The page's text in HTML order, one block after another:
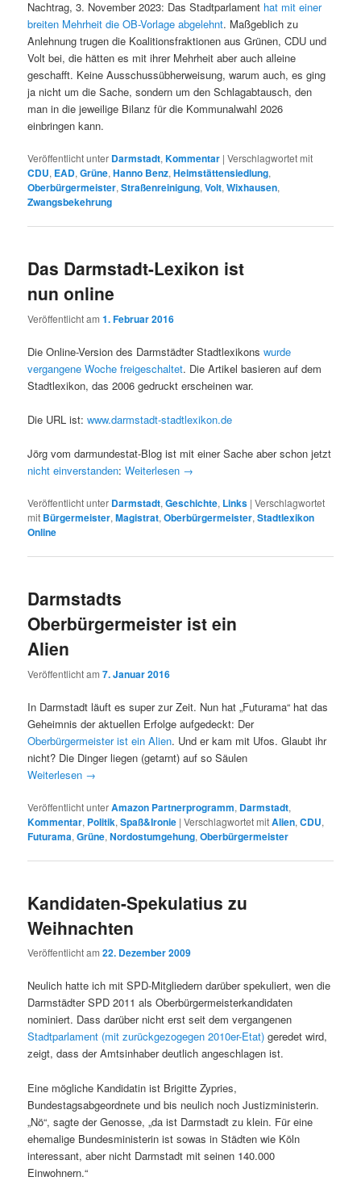
Nachtrag, 3. November 2023: Das Stadtparlament hat mit einer
breiten Mehrheit die OB-Vorlage abgelehnt. Maßgeblich zu
Anlehnung trugen die Koalitionsfraktionen aus Grünen, CDU und
Volt bei, die hätten es mit ihrer Mehrheit aber auch alleine
geschafft. Keine Ausschussübherweisung, warum auch, es ging
ja nicht um die Sache, sondern um den Schlagabtausch, den
man in die jeweilige Bilanz für die Kommunalwahl 2026
einbringen kann.
Veröffentlicht unter Darmstadt,Kommentar |Verschlagwortet mit
CDU, EAD,Grüne,Hanno Benz,Heimstättensiedlung,
Oberbürgermeister,Straßenreinigung,Volt,Wixhausen,
Zwangsbekehrung
Das Darmstadt-Lexikon ist
nun online
Veröffentlicht am1. Februar 2016
Die Online-Version des Darmstädter Stadtlexikonswurde
vergangene Woche freigeschaltet. Die Artikel basieren auf dem
Stadtlexikon, das 2006 gedruckt erscheinen war.
Die URL ist:www.darmstadt-stadtlexikon.de
Jörg vom darmundestat-Blog ist mit einer Sache aber schon jetzt
nicht einverstanden:Weiterlesen →
Veröffentlicht unter Darmstadt,Geschichte, Links |Verschlagwortet
mit Bürgermeister,Magistrat,Oberbürgermeister,Stadtlexikon
Online
Darmstadts
Oberbürgermeister ist ein
Alien
Veröffentlicht am7. Januar 2016
In Darmstadt läuft es super zur Zeit. Nun hat „Futurama“ hat das
Geheimnis der aktuellen Erfolge aufgedeckt: Der
Oberbürgermeister ist ein Alien. Und er kam mit Ufos. Glaubt ihr
nicht? Die Dinger liegen (getarnt) auf so Säulen
Weiterlesen →
Veröffentlicht unterAmazon Partnerprogramm, Darmstadt,
Kommentar, Politik,Spaß&Ironie |Verschlagwortet mitAlien,CDU,
Futurama,Grüne,Nordostumgehung,Oberbürgermeister
Kandidaten-Spekulatius zu
Weihnachten
Veröffentlicht am22. Dezember 2009
Neulich hatte ich mit SPD-Mitgliedern darüber spekuliert, wen die
Darmstädter SPD 2011 als Oberbürgermeisterkandidaten
nominiert. Dass darüber nicht erst seit dem vergangenen
Stadtparlament (mit zurückgezogegen 2010er-Etat) geredet wird,
zeigt, dass der Amtsinhaber deutlich angeschlagen ist.
Eine mögliche Kandidatin ist Brigitte Zypries,
Bundestagsabgeordnete und bis neulich noch Justizministerin.
„Nö“, sagte der Genosse, „da ist Darmstadt zu klein. Für eine
ehemalige Bundesministerin ist sowas in Städten wie Köln
interessant, aber nicht Darmstadt mit seinen 140.000
Einwohnern.“